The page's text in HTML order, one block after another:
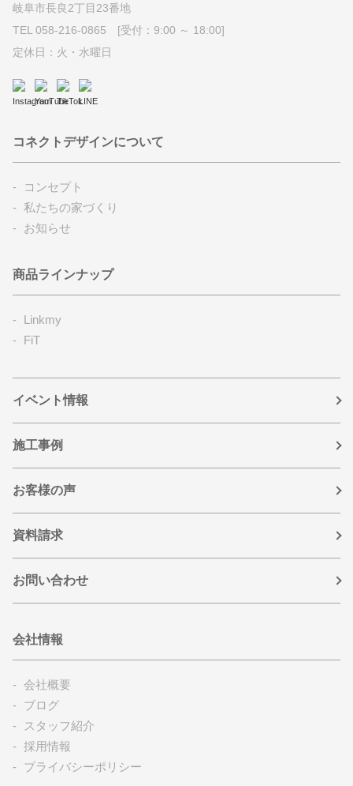
岐阜市長良2丁目23番地
TEL 058-216-0865 [受付：9:00 ～ 18:00]
定休日：火・水曜日
コネクトデザインについて
コンセプト
私たちの家づくり
お知らせ
商品ラインナップ
Linkmy
FiT
イベント情報
施工事例
お客様の声
資料請求
お問い合わせ
会社情報
会社概要
ブログ
スタッフ紹介
採用情報
プライバシーポリシー